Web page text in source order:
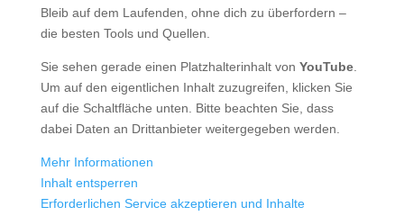
Bleib auf dem Laufenden, ohne dich zu überfordern –
die besten Tools und Quellen.
Sie sehen gerade einen Platzhalterinhalt von YouTube.
Um auf den eigentlichen Inhalt zuzugreifen, klicken Sie
auf die Schaltfläche unten. Bitte beachten Sie, dass
dabei Daten an Drittanbieter weitergegeben werden.
Mehr Informationen
Inhalt entsperren
Erforderlichen Service akzeptieren und Inhalte